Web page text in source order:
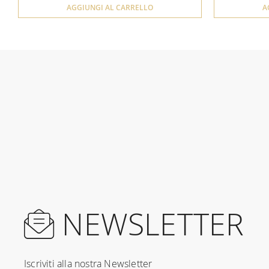
AGGIUNGI AL CARRELLO
NEWSLETTER
Iscriviti alla nostra Newsletter